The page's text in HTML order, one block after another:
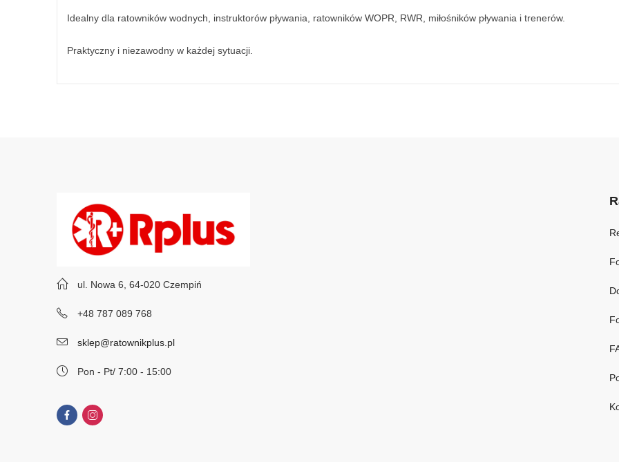
Idealny dla ratowników wodnych, instruktorów pływania, ratowników WOPR, RWR, miłośników pływania i trenerów.
Praktyczny i niezawodny w każdej sytuacji.
ul. Nowa 6, 64-020 Czempiń
+48 787 089 768
sklep@ratownikplus.pl
Pon - Pt/ 7:00 - 15:00